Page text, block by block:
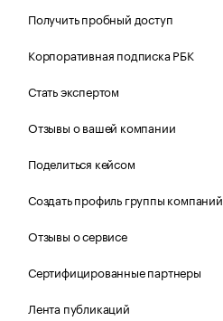
Получить пробный доступ
Корпоративная подписка РБК
Стать экспертом
Отзывы о вашей компании
Поделиться кейсом
Создать профиль группы компаний
Отзывы о сервисе
Сертифицированные партнеры
Лента публикаций